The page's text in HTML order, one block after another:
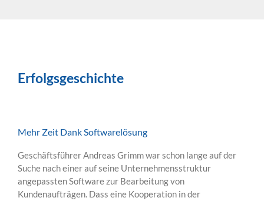
Erfolgsgeschichte
Mehr Zeit Dank Softwarelösung
Geschäftsführer Andreas Grimm war schon lange auf der
Suche nach einer auf seine Unternehmensstruktur
angepassten Software zur Bearbeitung von
Kundenaufträgen. Dass eine Kooperation in der